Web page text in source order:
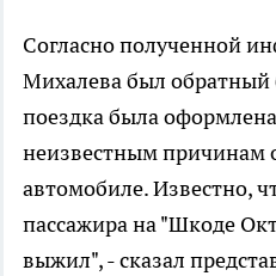
Согласно полученной
Михалева был обратный
поездка была
неизвестным причинам
автомобиле. Известно,
пассажира на "Шкоде
выжил", - сказал